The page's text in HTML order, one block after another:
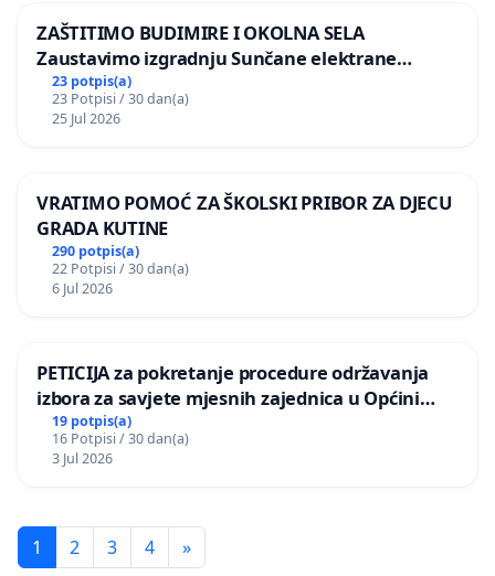
ZAŠTITIMO BUDIMIRE I OKOLNA SELA
Zaustavimo izgradnju Sunčane elektrane
Vedrine na području Ugljana
23 potpis(a)
23 Potpisi / 30 dan(a)
25 Jul 2026
VRATIMO POMOĆ ZA ŠKOLSKI PRIBOR ZA DJECU
GRADA KUTINE
290 potpis(a)
22 Potpisi / 30 dan(a)
6 Jul 2026
PETICIJA za pokretanje procedure održavanja
izbora za savjete mjesnih zajednica u Općini
Bugojno
19 potpis(a)
16 Potpisi / 30 dan(a)
3 Jul 2026
1 2 3 4 »